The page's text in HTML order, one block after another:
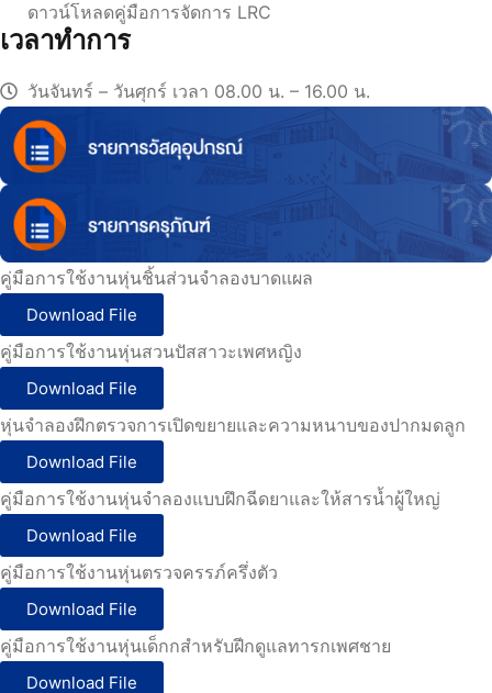
ดาวน์โหลดคู่มือการจัดการ LRC
เวลาทำการ
วันจันทร์ – วันศุกร์ เวลา 08.00 น. – 16.00 น.
คู่มือการใช้งานหุ่นชิ้นส่วนจำลองบาดแผล
Download File
คู่มือการใช้งานหุ่นสวนปัสสาวะเพศหญิง
Download File
หุ่นจำลองฝึกตรวจการเปิดขยายและความหนาบของปากมดลูก
Download File
คู่มือการใช้งานหุ่นจำลองแบบฝึกฉีดยาและให้สารน้ำผู้ใหญ่
Download File
คู่มือการใช้งานหุ่นตรวจครรภ์ครึ่งตัว
Download File
คู่มือการใช้งานหุ่นเด็กกสำหรับฝีกดูแลทารกเพศชาย
Download File